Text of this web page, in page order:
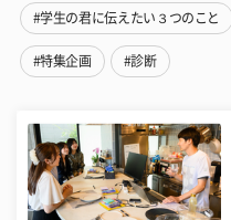
#学生の君に伝えたい３つのこと
#特集企画 #診断